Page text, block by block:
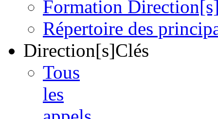
Formation
Répertoire des
Direction[s]Clés
Tous
les